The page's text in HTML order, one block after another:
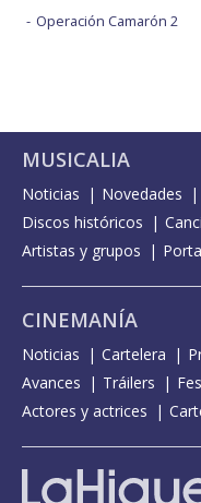
Operación Camarón 2
MUSICALIA
Noticias Novedades
Discos históricos
Artistas y grupos
CINEMANÍA
Noticias Cartelera
Avances
Tráilers
Actores y actrices